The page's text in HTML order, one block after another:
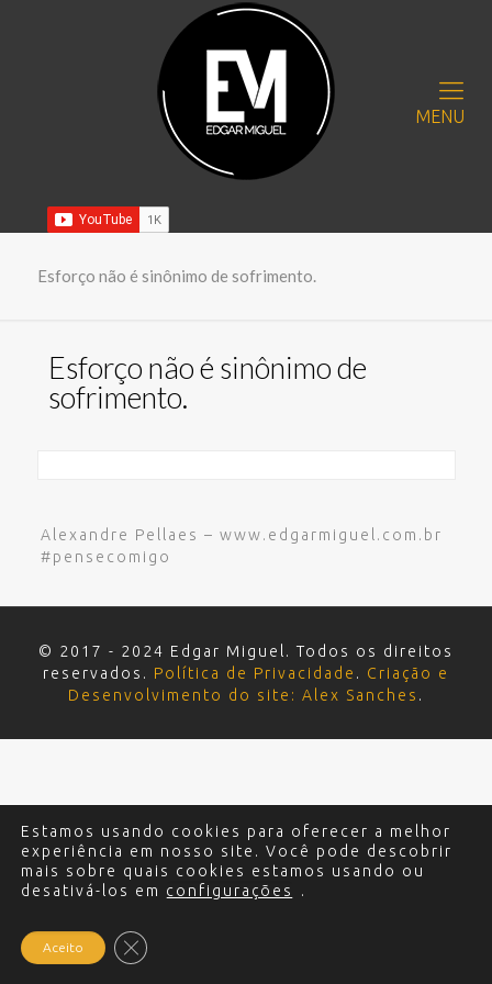
MENU
Esforço não é sinônimo de sofrimento.
Esforço não é sinônimo de
sofrimento.
Alexandre Pellaes – www.edgarmiguel.com.br
#pensecomigo
© 2017 - 2024 Edgar Miguel. Todos os direitos
reservados. Política de Privacidade . Criação e
Desenvolvimento do site: Alex Sanches .
Estamos usando cookies para oferecer a melhor
experiência em nosso site. Você pode descobrir
mais sobre quais cookies estamos usando ou
desativá-los em configurações .
Aceito Close GDPR Cookie Banner